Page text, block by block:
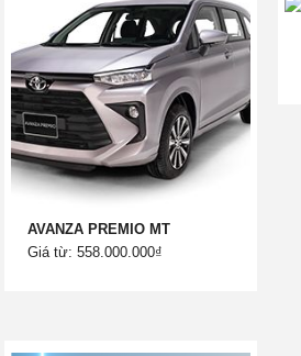
AVANZA PREMIO MT
Giá từ: 558.000.000₫